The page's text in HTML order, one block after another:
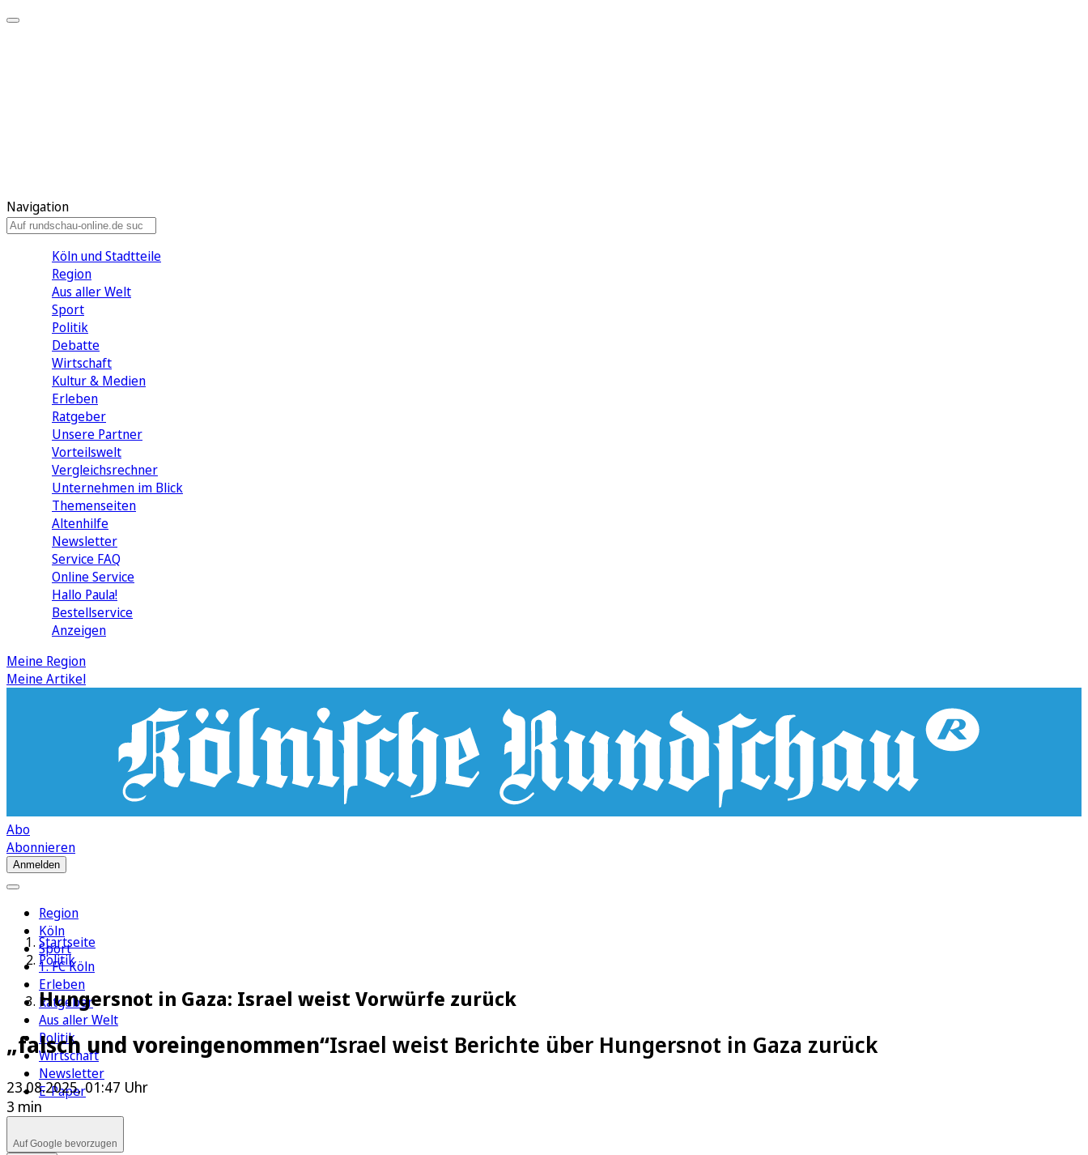
Navigation
Köln und Stadtteile
Region
Aus aller Welt
Sport
Politik
Debatte
Wirtschaft
Kultur & Medien
Erleben
Ratgeber
Unsere Partner
Vorteilswelt
Vergleichsrechner
Unternehmen im Blick
Themenseiten
Altenhilfe
Newsletter
Service FAQ
Online Service
Hallo Paula!
Bestellservice
Anzeigen
Meine Region
Meine Artikel
Abo
Abonnieren
Anmelden
Region
Köln
Sport
1. FC Köln
Erleben
Ratgeber
Aus aller Welt
Politik
Wirtschaft
Newsletter
E-Paper
Startseite
Politik
Hungersnot in Gaza: Israel weist Vorwürfe zurück
„falsch und voreingenommen“Israel weist Berichte über Hungersnot in Gaza zurück
23.08.2025, 01:47 Uhr
3 min
Auf Google bevorzugen